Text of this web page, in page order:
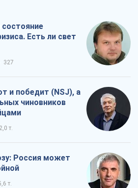
состояние
Есть ли свет
327
и победит (NSJ), а
чиновников
2,0 т.
Россия может
т.